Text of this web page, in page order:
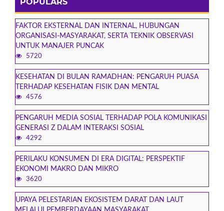
FAKTOR EKSTERNAL DAN INTERNAL, HUBUNGAN
ORGANISASI-MASYARAKAT, SERTA TEKNIK OBSERVASI
UNTUK MANAJER PUNCAK
5720
KESEHATAN DI BULAN RAMADHAN: PENGARUH PUASA
TERHADAP KESEHATAN FISIK DAN MENTAL
4576
PENGARUH MEDIA SOSIAL TERHADAP POLA KOMUNIKASI
GENERASI Z DALAM INTERAKSI SOSIAL
4292
PERILAKU KONSUMEN DI ERA DIGITAL: PERSPEKTIF
EKONOMI MAKRO DAN MIKRO
3620
UPAYA PELESTARIAN EKOSISTEM DARAT DAN LAUT